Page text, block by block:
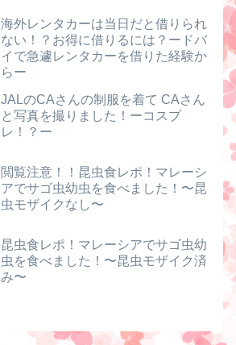
海外レンタカーは当日だと借りられ
ない！？お得に借りるには？ードバ
イで急遽レンタカーを借りた経験か
らー
JALのCAさんの制服を着て CAさん
と写真を撮りました！ーコスプ
レ！？ー
閲覧注意！！昆虫食レポ！マレーシ
アでサゴ虫幼虫を食べました！〜昆
虫モザイクなし〜
昆虫食レポ！マレーシアでサゴ虫幼
虫を食べました！〜昆虫モザイク済
み〜